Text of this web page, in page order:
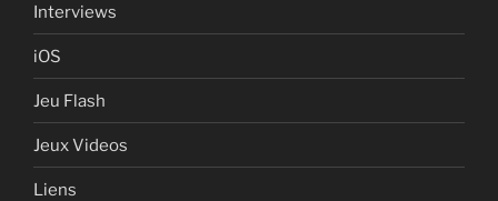
Interviews
iOS
Jeu Flash
Jeux Videos
Liens